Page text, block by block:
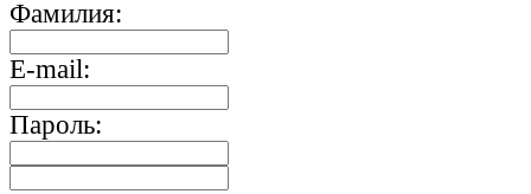
Фамилия:
E-mail:
Пароль: